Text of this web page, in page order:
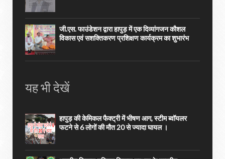
जी.एस. फाउंडेशन द्वारा हापुड़ में एक दिव्यांगजन कौशल
विकास एवं सशक्तिकरण प्रशिक्षण कार्यक्रम का शुभारंभ
यह भी देखें
हापुड़ की केमिकल फैक्ट्री में भीषण आग, स्टीम ब्वॉयलर
फटने से 6 लोगों की मौत 20 से ज्यादा घायल ।